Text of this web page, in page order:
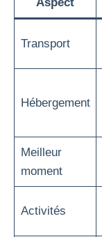
Transport
Hébergement
Meilleur
moment
Activités